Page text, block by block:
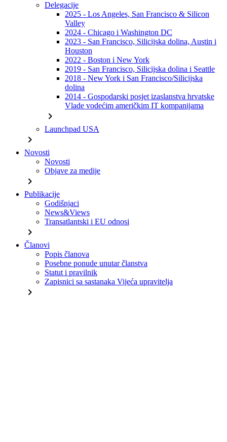
Delegacije
2025 - Los Angeles, San Francisco & Silicon
Valley
2024 - Chicago i Washington DC
2023 - San Francisco, Silicijska dolina, Austin i
Houston
2022 - Boston i New York
2019 - San Francisco, Silicijska dolina i Seattle
2018 - New York i San Francisco/Silicijska
dolina
2014 - Gospodarski posjet izaslanstva hrvatske
Vlade vodećim američkim IT kompanijama
chevron_right
Launchpad USA
chevron_right
Novosti
Novosti
Objave za medije
chevron_right
Publikacije
Godišnjaci
News&Views
Transatlantski i EU odnosi
chevron_right
Članovi
Popis članova
Posebne ponude unutar članstva
Statut i pravilnik
Zapisnici sa sastanaka Vijeća upravitelja
chevron_right